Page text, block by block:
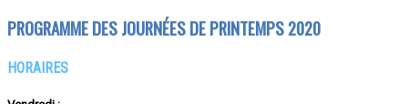
PROGRAMME DES JOURNÉES DE PRINTEMPS 2020
HORAIRES